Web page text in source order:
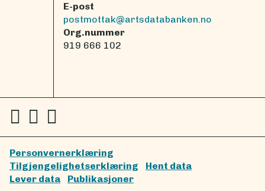
E-post
postmottak@artsdatabanken.no
Org.nummer
919 666 102
Personvernerklæring
Tilgjengelighetserklæring
Hent data
Lever data
Publikasjoner